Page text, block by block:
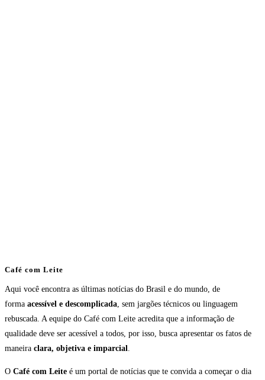
Café com Leite
Aqui você encontra as últimas notícias do Brasil e do mundo, de
forma acessível e descomplicada, sem jargões técnicos ou linguagem
rebuscada. A equipe do Café com Leite acredita que a informação de
qualidade deve ser acessível a todos, por isso, busca apresentar os fatos de
maneira clara, objetiva e imparcial.
O Café com Leite é um portal de notícias que te convida a começar o dia